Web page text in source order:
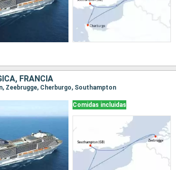
FRANCIA
Zeebrugge, Cherburgo, Southampton
Comidas incluidas